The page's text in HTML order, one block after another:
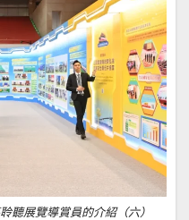
聽展覽導賞員的介紹（六）